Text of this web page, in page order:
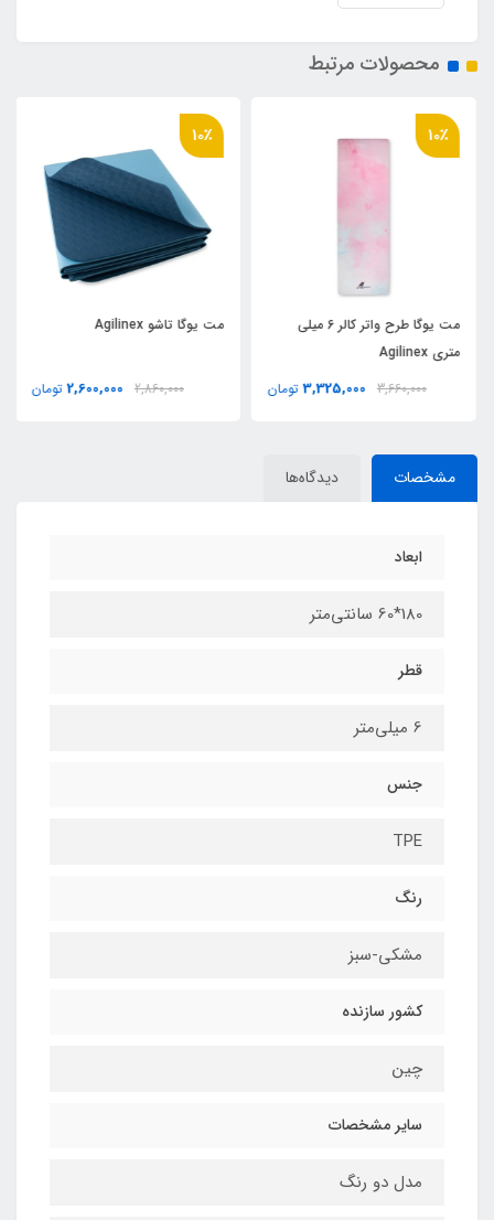
محصولات مرتبط
مت یوگا طرح واتر کالر 6 ميلي
متري Agilinex
3,660,000
10٪
3,325,000 تومان
مت یوگا تاشو Agilinex
2,860,000
10٪
2,600,000 تومان
مشخصات دیدگاه‌ها
ابعاد
180*60 سانتی‌متر
قطر
6 میلی‌متر
جنس
TPE
رنگ
مشکی-سبز
کشور سازنده
چین
سایر مشخصات
مدل دو رنگ